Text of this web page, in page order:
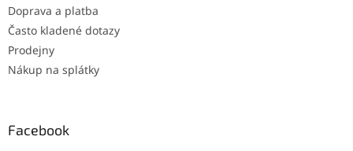
Doprava a platba
Často kladené dotazy
Prodejny
Nákup na splátky
Facebook